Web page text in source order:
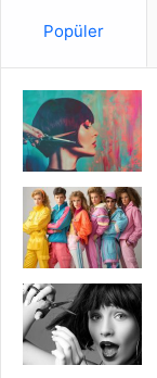
Popüler